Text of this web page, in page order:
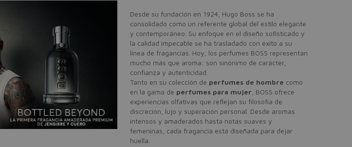
Desde su fundación en 1924, Hugo Boss se ha
consolidado como un referente global del estilo elegante
y contemporáneo. Su enfoque en el diseño sofisticado y
la calidad impecable se ha trasladado con éxito a su
línea de fragancias. Hoy, los perfumes BOSS representan
mucho más que aroma: son sinónimo de carácter,
confianza y autenticidad.
Tanto en su colección de perfumes de hombre como
en la gama de perfumes para mujer , BOSS ofrece
experiencias olfativas que reflejan su filosofía de
discreción, lujo y superación personal. Desde aromas
intensos y amaderados hasta notas suaves y
femeninas, cada fragancia está diseñada para dejar
huella.